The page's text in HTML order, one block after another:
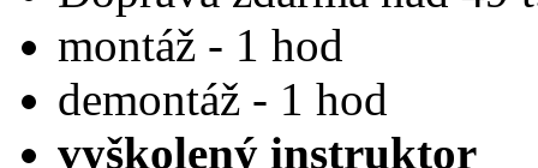
montáž - 1 hod
demontáž - 1 hod
vyškolený instruktor